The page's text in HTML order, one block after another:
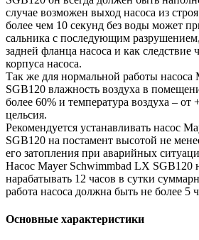
случае возможен выход насоса из
более чем 10 секунд без воды может
сальника с последующим
задней фланца насоса и как следствие
корпуса насоса.
Так же для нормальной работы насоса
SGB120 влажность воздуха в
более 60% и температура воздуха – от
цельсия.
Рекомендуется устанавливать насос
SGB120 на постамент высотой не
его затопления при аварийных
Насос Mayer Schwimmbad LX SGB120
нарабатывать 12 часов в сутки
работа насоса должна быть не более 5
Основные характеристики